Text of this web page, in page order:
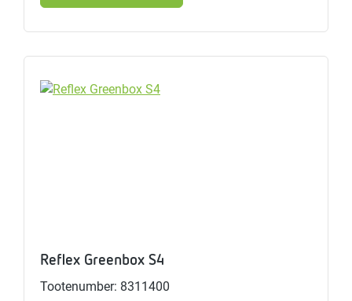
Reflex Greenbox S4
Tootenumber: 8311400